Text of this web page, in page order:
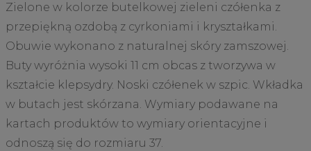
Zielone w kolorze butelkowej zieleni czółenka z
przepiękną ozdobą z cyrkoniami i kryształkami.
Obuwie wykonano z naturalnej skóry zamszowej.
Buty wyróżnia wysoki 11 cm obcas z tworzywa w
kształcie klepsydry. Noski czółenek w szpic. Wkładka
w butach jest skórzana. Wymiary podawane na
kartach produktów to wymiary orientacyjne i
odnoszą się do rozmiaru 37.